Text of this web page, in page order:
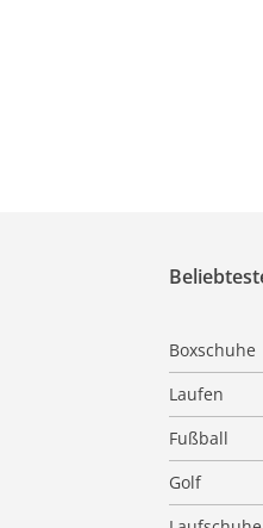
Boxschuhe
Laufen
Fußball
Golf